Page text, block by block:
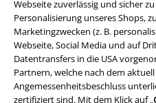
Webseite zuverlässig und sicher
Personalisierung unseres Shops,
Marketingzwecken (z. B.
Webseite, Social Media und auf
Datentransfers in die USA
Partnern, welche nach dem
Angemessenheitsbeschluss
zertifiziert sind. Mit dem Klick auf „
Lade dir jetzt kostenlos unsere
die vielen neuen